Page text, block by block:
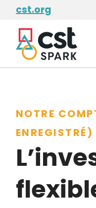
maincst.org
NOTRE
ENREGISTRÉ)